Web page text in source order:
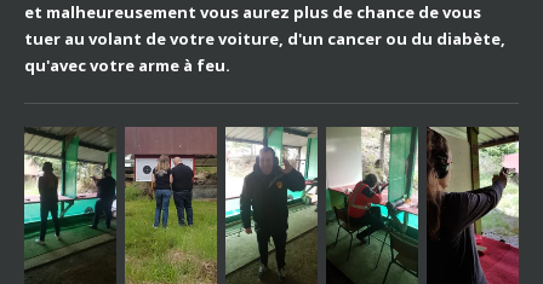
et malheureusement vous aurez plus de chance de vous
tuer au volant de votre voiture, d'un cancer ou du diabète,
qu'avec votre arme à feu.